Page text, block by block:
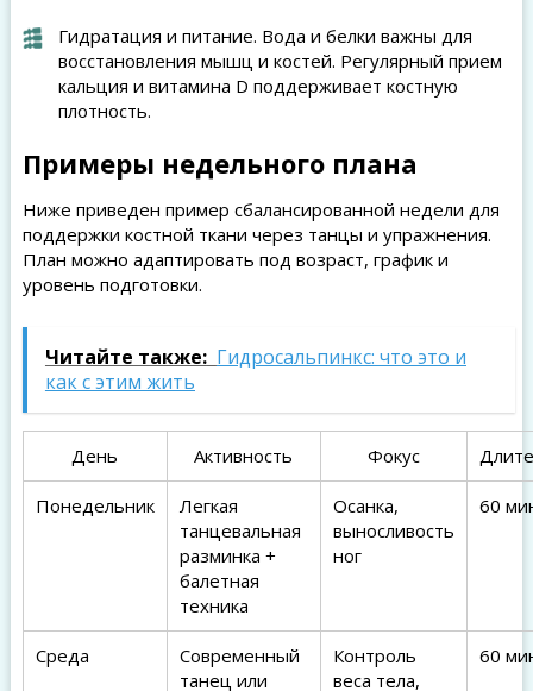
Гидратация и питание. Вода и белки важны для
восстановления мышц и костей. Регулярный прием
кальция и витамина D поддерживает костную
плотность.
Примеры недельного плана
Ниже приведен пример сбалансированной недели для
поддержки костной ткани через танцы и упражнения.
План можно адаптировать под возраст, график и
уровень подготовки.
Читайте также: Гидросальпинкс: что это и
как с этим жить
День Активность Фокус
Понедельник
Легкая
танцевальная
разминка +
балетная
техника
Осанка,
выносливость
ног
60
Среда
Современный
танец или
Контроль
веса тела,
60